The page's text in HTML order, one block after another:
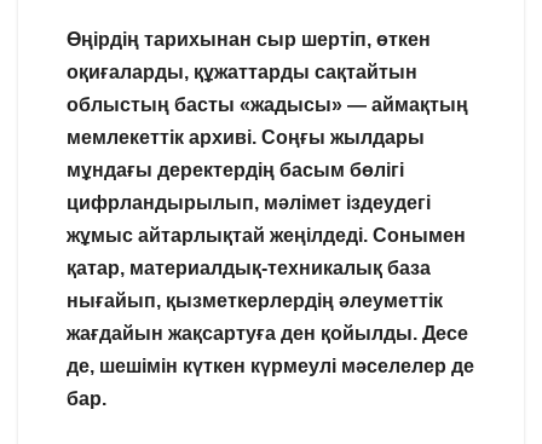
Өңірдің тарихынан сыр шертіп, өткен
оқиғаларды, құжаттарды сақтайтын
облыстың басты «жадысы» — аймақтың
мемлекеттік архиві. Соңғы жылдары
мұндағы деректердің басым бөлігі
цифрландырылып, мәлімет іздеудегі
жұмыс айтарлықтай жеңілдеді. Сонымен
қатар, материалдық-техникалық база
нығайып, қызметкерлердің әлеуметтік
жағдайын жақсартуға ден қойылды. Десе
де, шешімін күткен күрмеулі мәселелер де
бар.